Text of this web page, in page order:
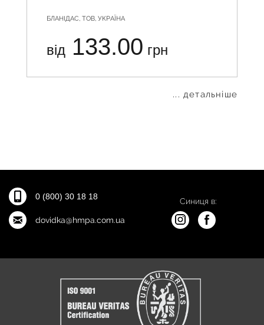
БЛАНІДАС, ТОВ, УКРАЇНА
від 133.00 грн
... детальніше
0 (800) 30 18 18
dovidka@hmpa.com.ua
Синиця в: